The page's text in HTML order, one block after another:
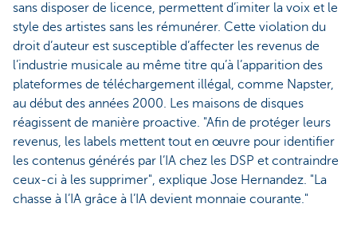
sans disposer de licence, permettent d’imiter la voix et le
style des artistes sans les rémunérer. Cette violation du
droit d’auteur est susceptible d’affecter les revenus de
l’industrie musicale au même titre qu’à l’apparition des
plateformes de téléchargement illégal, comme Napster,
au début des années 2000. Les maisons de disques
réagissent de manière proactive. "Afin de protéger leurs
revenus, les labels mettent tout en œuvre pour identifier
les contenus générés par l’IA chez les DSP et contraindre
ceux-ci à les supprimer", explique Jose Hernandez. "La
chasse à l’IA grâce à l’IA devient monnaie courante."